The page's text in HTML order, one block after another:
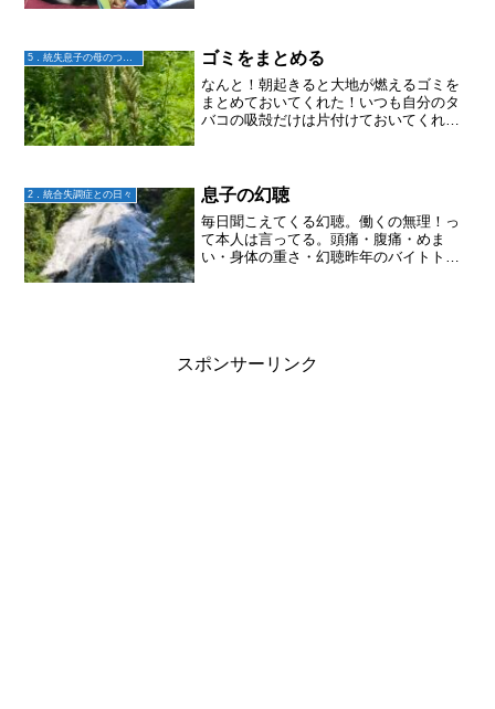
ら、ご飯がたいへーん」「...
ゴミをまとめる
なんと！朝起きると大地が燃えるゴミを
まとめておいてくれた！いつも自分のタ
バコの吸殻だけは片付けておいてくれる
2．統合失調症との日々 息子の幻聴
毎日聞こえてくる幻聴。働くの無理！っ
て本人は言ってる。頭痛・腹痛・めま
い・身体の重さ・幻聴昨年のバイトトラ
スポンサーリンク